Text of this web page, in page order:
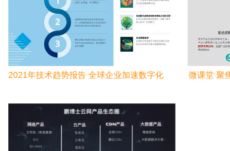
2021年技术趋势报告 全球企业加速数字化
微课堂 聚